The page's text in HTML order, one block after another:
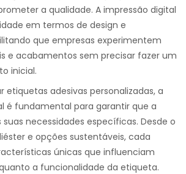
a qualidade. A impressão digital
em termos de design e
que empresas experimentem
e acabamentos sem precisar fazer um
inicial.
etiquetas adesivas personalizadas, a
é fundamental para garantir que a
necessidades específicas. Desde o
e opções sustentáveis, cada
únicas que influenciam
a funcionalidade da etiqueta.